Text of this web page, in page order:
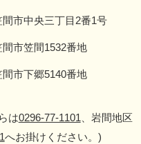
市中央三丁目2番1号
市笠間1532番地
市下郷5140番地
は0296-77-1101 、岩間地区
へお掛けください。)